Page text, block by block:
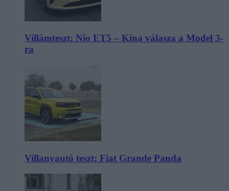
Villámteszt: Nio ET5 – Kína válasza a Model 3-
ra
Villanyautó teszt: Fiat Grande Panda